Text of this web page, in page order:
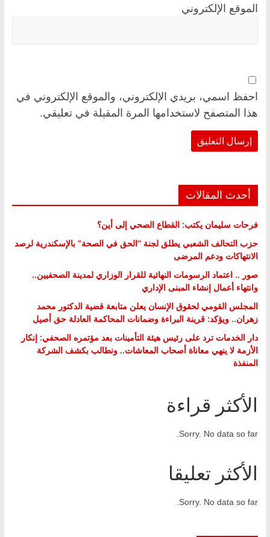
الموقع الإلكتروني
احفظ اسمي، بريدي الإلكتروني، والموقع الإلكتروني في
هذا المتصفح لاستخدامها المرة المقبلة في تعليقي.
أحدث المقالات
فرحات سليمان يكتب: القطاع الصحي إلى أين؟
حزب التحالف الشعبي يطلق لجنة “الحق في الصحة” بالإسكندرية لرصد
الانتهاكات ودعم المرضى
صور .. اعتماد الرسومات النهائية للقرار الوزاري لمدينة الصحفيين..
وانتهاء أعمال إنشاء المبنى الإداري
المجلس القومي لحقوق الإنسان يعلن متابعة قضية الدكتور محمد
زهران.. ويؤكد: قرينة البراءة وضمانات المحاكمة العادلة حق أصيل
دار الخدمات ترد على رئيس هيئة التأمينات بعد مؤتمره الصحفي: إنكار
الأزمة لا ينهي معاناة أصحاب المعاشات.. ونطالب بكشف الشركة
المنفذة
الأكثر قراءة
Sorry. No data so far.
الأكثر تعليقا
Sorry. No data so far.